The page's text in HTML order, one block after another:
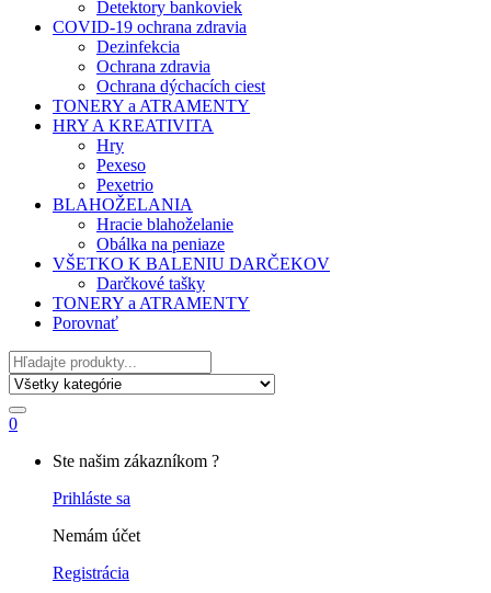
Detektory bankoviek
COVID-19 ochrana zdravia
Dezinfekcia
Ochrana zdravia
Ochrana dýchacích ciest
TONERY a ATRAMENTY
HRY A KREATIVITA
Hry
Pexeso
Pexetrio
BLAHOŽELANIA
Hracie blahoželanie
Obálka na peniaze
VŠETKO K BALENIU DARČEKOV
Darčkové tašky
TONERY a ATRAMENTY
Porovnať
Hľadať
0
Ste našim zákazníkom ?
Prihláste sa
Nemám účet
Registrácia